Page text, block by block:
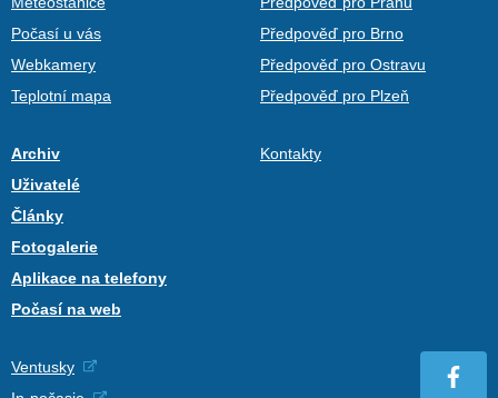
Počasí u vás
Webkamery
Teplotní mapa
Předpověď pro Brno
Předpověď pro Ostravu
Předpověď pro Plzeň
Archiv
Uživatelé
Články
Fotogalerie
Aplikace na telefony
Počasí na web
Kontakty
Ventusky